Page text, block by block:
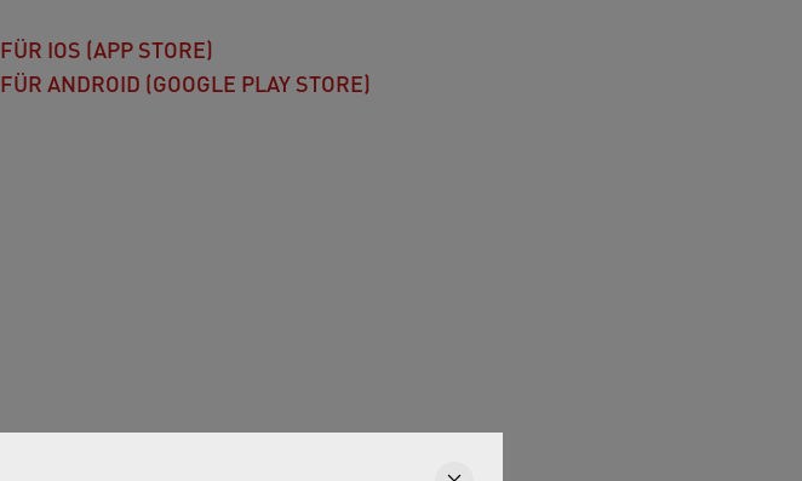
FÜR IOS (APP STORE)
FÜR ANDROID (GOOGLE PLAY STORE)